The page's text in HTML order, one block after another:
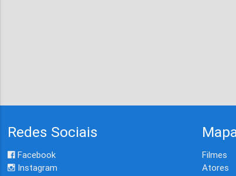
Redes Sociais
Facebook
Instagram
Filmes
Atores